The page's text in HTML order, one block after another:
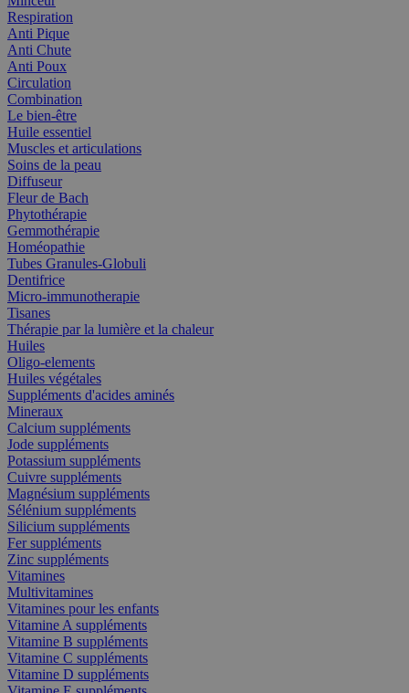
Respiration
Anti Pique
Anti Chute
Anti Poux
Circulation
Combination
Le bien-être
Huile essentiel
Muscles et articulations
Soins de la peau
Diffuseur
Fleur de Bach
Phytothérapie
Gemmothérapie
Homéopathie
Tubes Granules-Globuli
Dentifrice
Micro-immunotherapie
Tisanes
Thérapie par la lumière et la chaleur
Huiles
Oligo-elements
Huiles végétales
Suppléments d'acides aminés
Mineraux
Calcium suppléments
Jode suppléments
Potassium suppléments
Cuivre suppléments
Magnésium suppléments
Sélénium suppléments
Silicium suppléments
Fer suppléments
Zinc suppléments
Vitamines
Multivitamines
Vitamines pour les enfants
Vitamine A suppléments
Vitamine B suppléments
Vitamine C suppléments
Vitamine D suppléments